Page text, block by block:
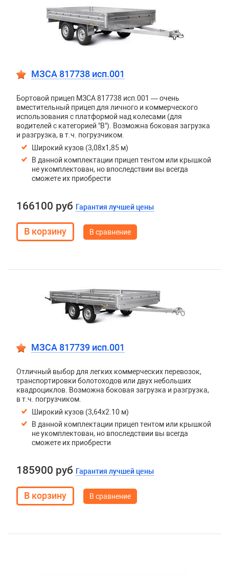
МЗСА 817738 исп.001
Бортовой прицеп МЗСА 817738 исп.001 — очень
вместительный прицеп для личного и коммерческого
использования с платформой над колесами (для
водителей с категорией "В"). Возможна боковая загрузка
и разгрузка, в т.ч. погрузчиком.
Широкий кузов (3,08х1,85 м)
В данной комплектации прицеп тентом или крышкой
не укомплектован, но впоследствии вы всегда
сможете их приобрести
166100 руб Гарантия лучшей цены
В сравнение
МЗСА 817739 исп.001
Отличный выбор для легких коммерческих перевозок,
транспортировки болотоходов или двух небольших
квадроциклов. Возможна боковая загрузка и разгрузка,
в т.ч. погрузчиком.
Широкий кузов (3,64х2.10 м)
В данной комплектации прицеп тентом или крышкой
не укомплектован, но впоследствии вы всегда
сможете их приобрести
185900 руб Гарантия лучшей цены
В сравнение